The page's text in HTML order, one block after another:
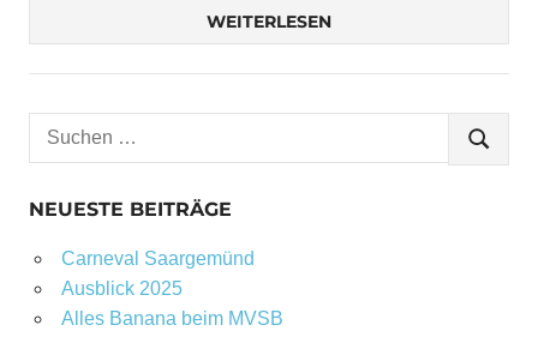
WEITERLESEN
Suchen
SUCHEN
NEUESTE BEITRÄGE
Carneval Saargemünd
Ausblick 2025
Alles Banana beim MVSB